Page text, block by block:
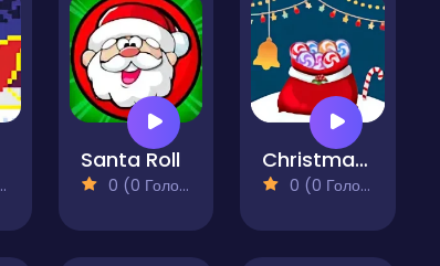
Santa Roll
0 (0 Голосів)
Christmas Santa Sack
0 (0 Голосів)